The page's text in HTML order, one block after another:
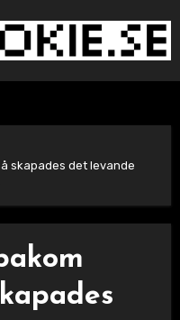
skapades det levande